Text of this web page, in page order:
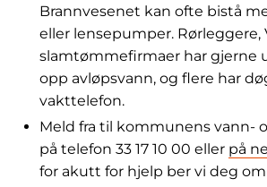
Brannvesenet kan ofte bistå
eller lensepumper. Rørleggere,
slamtømmefirmaer har gjerne
opp avløpsvann, og flere har
vakttelefon.
Meld fra til kommunens vann-
på telefon 33 17 10 00 eller på
for akutt for hjelp ber vi deg